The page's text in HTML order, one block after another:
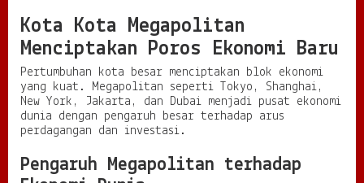
Kota Kota Megapolitan
Menciptakan Poros Ekonomi Baru
Pertumbuhan kota besar menciptakan blok ekonomi
yang kuat. Megapolitan seperti Tokyo, Shanghai,
New York, Jakarta, dan Dubai menjadi pusat ekonomi
dunia dengan pengaruh besar terhadap arus
perdagangan dan investasi.
Pengaruh Megapolitan terhadap